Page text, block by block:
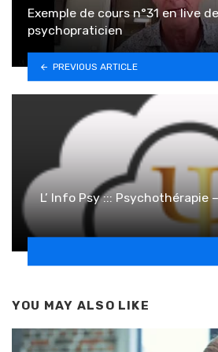
Exemple de cours n°31 en live
psychopraticien
PREVIOUS ARTICLE
L’ Info Psy ::: Psychothérapie
YOU MAY ALSO LIKE